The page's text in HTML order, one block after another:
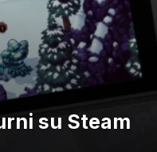
su Steam